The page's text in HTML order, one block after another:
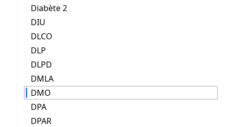
Diabète 2
DIU
DLCO
DLP
DLPD
DMLA
DMO
DPA
DPAR